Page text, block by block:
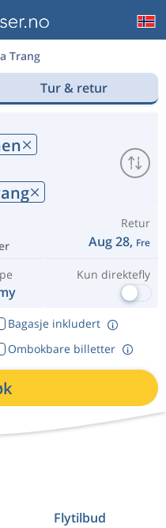
Trang
Tur & retur
Retur
Aug 28, Fre
Kun direktefly
Bagasje inkludert
Ombokbare billetter
Flytilbud